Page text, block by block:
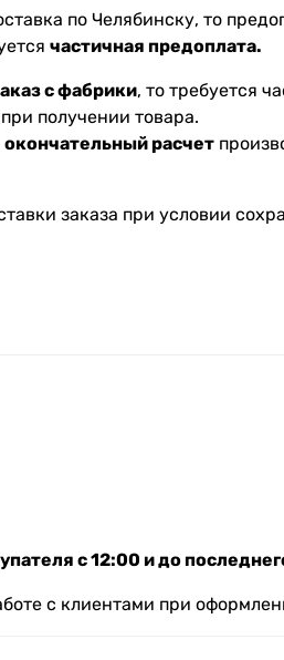
по Челябинску, то
частичная предоплата.
с фабрики, то требуется
получении товара.
окончательный расчет
заказа при условии
с 12:00 и до
с клиентами при